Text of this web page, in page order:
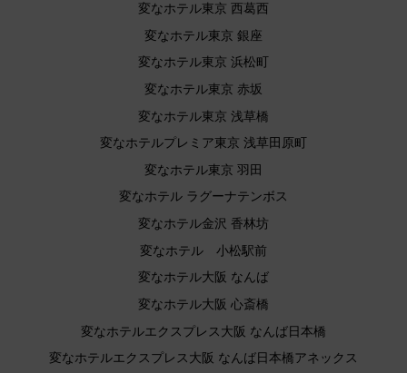
変なホテル東京 西葛西
変なホテル東京 銀座
変なホテル東京 浜松町
変なホテル東京 赤坂
変なホテル東京 浅草橋
変なホテルプレミア東京 浅草田原町
変なホテル東京 羽田
変なホテル ラグーナテンボス
変なホテル金沢 香林坊
変なホテル 小松駅前
変なホテル大阪 なんば
変なホテル大阪 心斎橋
変なホテルエクスプレス大阪 なんば日本橋
変なホテルエクスプレス大阪 なんば日本橋アネックス